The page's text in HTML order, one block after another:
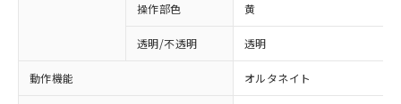
操作部色 黄
透明/不透明 透明
動作機能 オルタネイト